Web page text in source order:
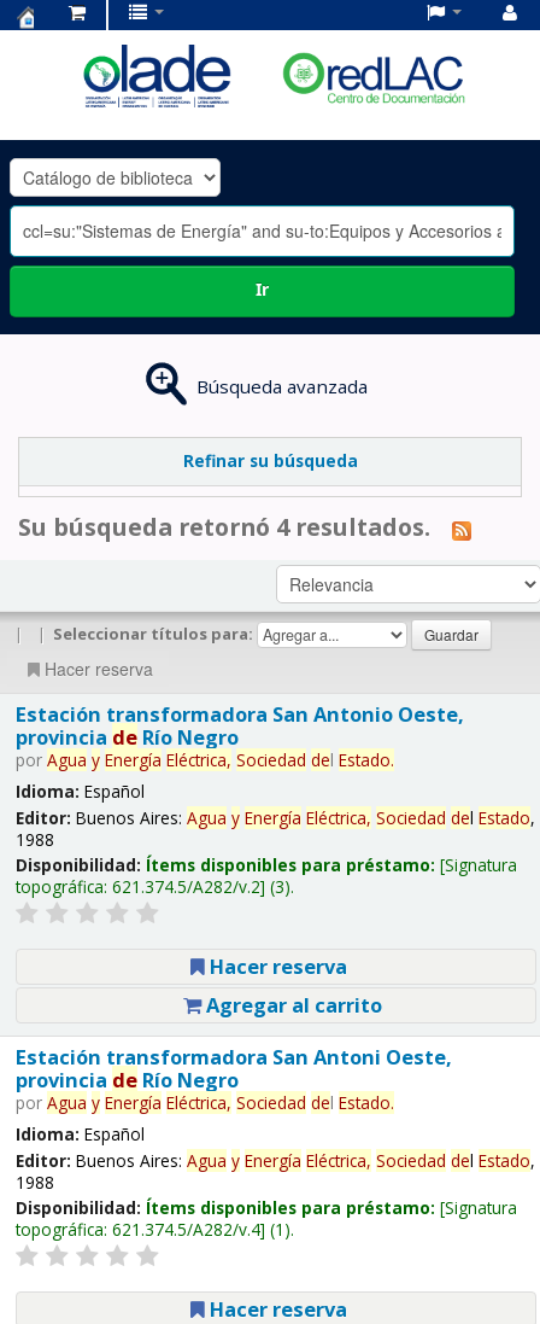
OLADE
-
Ir
Búsqueda avanzada
Refinar su búsqueda
Su búsqueda retornó 4 resultados.
| | Seleccionar títulos para:
Hacer reserva
Estación transformadora San Antonio Oeste,
provincia deRío Negro
por Agua y Energía Eléctrica, Sociedad del Estado.
Idioma: Español
Editor: Buenos Aires: Agua y Energía Eléctrica, Sociedad del Estado,
1988
Disponibilidad: Ítems disponibles para préstamo: Signatura
topográfica: 621.374.5/A282/v.2 (3).
Hacer reserva
Agregar al carrito
Estación transformadora San Antoni Oeste,
provincia deRío Negro
por Agua y Energía Eléctrica, Sociedad del Estado.
Idioma: Español
Editor: Buenos Aires: Agua y Energía Eléctrica, Sociedad del Estado,
1988
Disponibilidad: Ítems disponibles para préstamo: Signatura
topográfica: 621.374.5/A282/v.4 (1).
Hacer reserva